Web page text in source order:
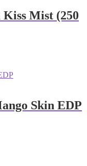
Kiss Mist (250
Skin EDP